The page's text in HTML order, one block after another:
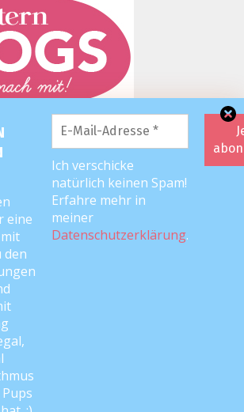
eine
den
Ich verschicke
natürlich keinen Spam!
Erfahre mehr in
meiner
Datenschutzerklärung.
Pro by
Copyright © Anke Neckar